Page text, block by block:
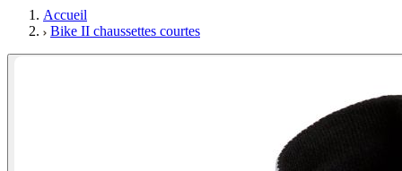
Accueil
Bike II chaussettes courtes